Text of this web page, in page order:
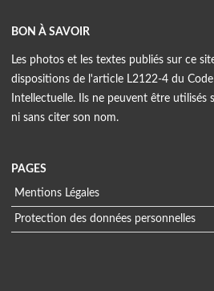
BON À SAVOIR
Les photos et les textes publiés sur ce
dispositions de l'article L2122-4 du
Intellectuelle. Ils ne peuvent être utilisés
ni sans citer son nom.
PAGES
Mentions Légales
Protection des données personnelles